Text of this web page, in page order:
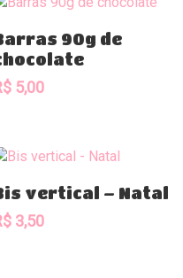
Comprar
90g de
5,00
Comprar
vertical – Natal
3,50